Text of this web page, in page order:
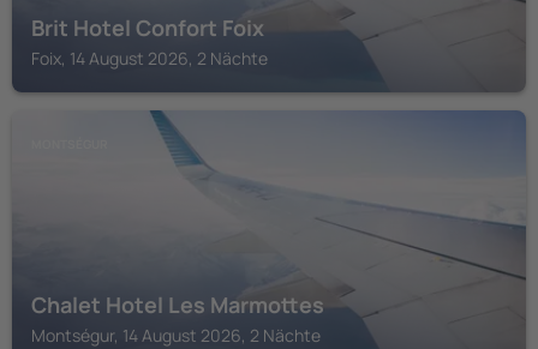
Brit Hotel Confort Foix
Foix, 14 August 2026, 2 Nächte
Chalet Hotel Les Marmottes
Montségur, 14 August 2026, 2 Nächte